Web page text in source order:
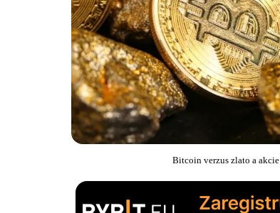
Bitcoin verzus zlato a